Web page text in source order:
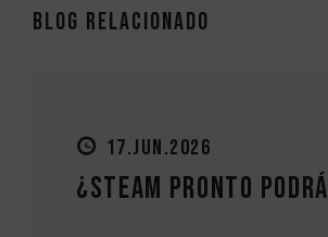
Blog relacionado
27.MAY.2026
Guía de actualización